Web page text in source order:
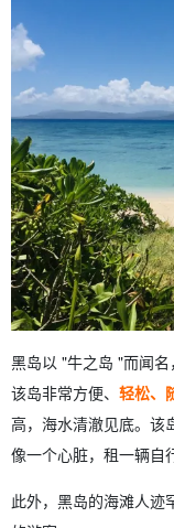
黑岛以 "牛之岛 "而闻
该岛非常方便、 轻松、
高，海水清澈见底。该
像一个心脏，租一辆自
此外，黑岛的海滩人迹